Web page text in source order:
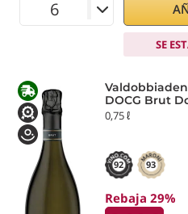
SE
DOCG Brut
0,75 ℓ
92 93
Rebaja 29%